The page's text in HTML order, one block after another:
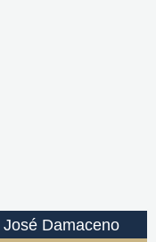
Damaceno